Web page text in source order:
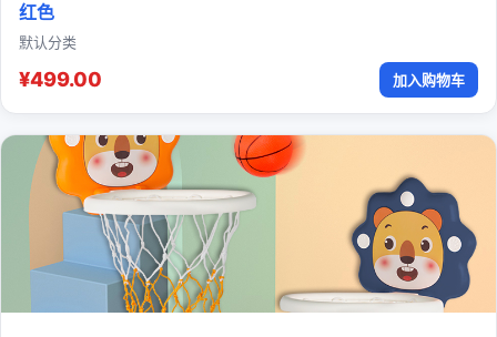
红色
默认分类
¥499.00 加入购物车